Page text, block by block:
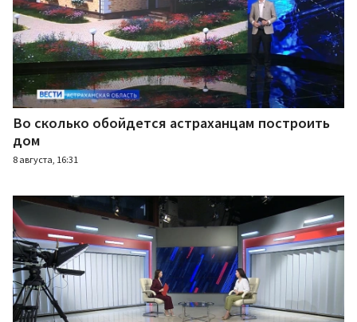
Во сколько обойдется астраханцам построить
дом
8 августа, 16:31